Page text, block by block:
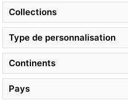
Collections
Type de personnalisation
Continents
Pays